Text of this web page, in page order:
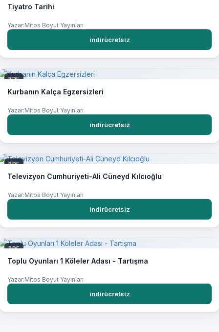
Tiyatro Tarihi
Yazar:Mitos Boyut Yayınları
indirücretsiz
PDF
Kurbanın Kalça Egzersizleri
Yazar:Mitos Boyut Yayınları
indirücretsiz
PDF
Televizyon Cumhuriyeti-Ali Cüneyd Kılcıoğlu
Yazar:Mitos Boyut Yayınları
indirücretsiz
PDF
Toplu Oyunları 1 Köleler Adası - Tartışma
Yazar:Mitos Boyut Yayınları
indirücretsiz